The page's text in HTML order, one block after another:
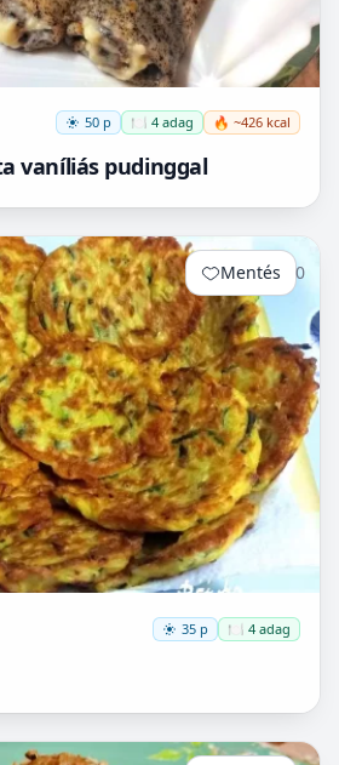
50 p 🍽️ 4 adag 🔥 ~426 kcal
vaníliás pudinggal
Mentés 0
35 p 🍽️ 4 adag